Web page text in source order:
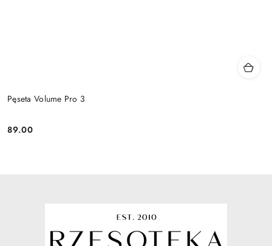
Pęseta Volume Pro 3
Cena:
89.00